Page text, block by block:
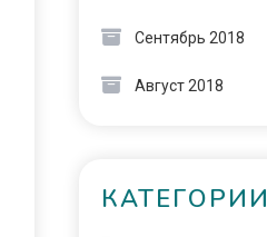
Сентябрь 2018
Август 2018
КАТЕГОРИИ